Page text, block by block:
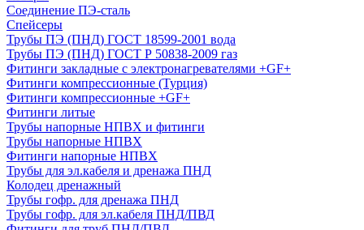
Соединение ПЭ-сталь
Спейсеры
Трубы ПЭ (ПНД) ГОСТ 18599-2001 вода
Трубы ПЭ (ПНД) ГОСТ Р 50838-2009 газ
Фитинги закладные с электронагревателями +GF+
Фитинги компрессионные (Турция)
Фитинги компрессионные +GF+
Фитинги литые
Трубы напорные НПВХ и фитинги
Трубы напорные НПВХ
Фитинги напорные НПВХ
Трубы для эл.кабеля и дренажа ПНД
Колодец дренажный
Трубы гофр. для дренажа ПНД
Трубы гофр. для эл.кабеля ПНД/ПВД